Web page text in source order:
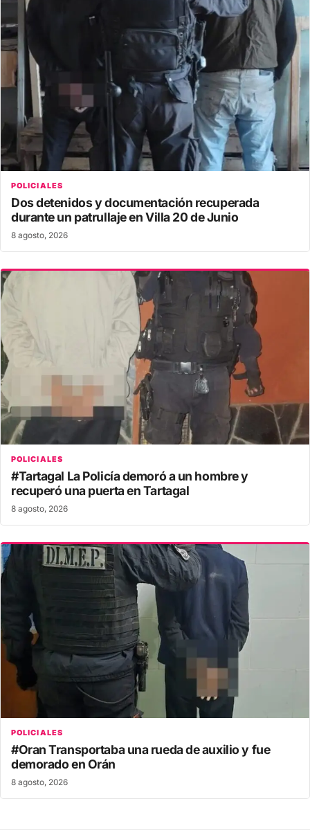
POLICIALES
Dos detenidos y documentación recuperada
durante un patrullaje en Villa 20 de Junio
8 agosto, 2026
POLICIALES
#Tartagal La Policía demoró a un hombre y
recuperó una puerta en Tartagal
8 agosto, 2026
POLICIALES
#Oran Transportaba una rueda de auxilio y fue
demorado en Orán
8 agosto, 2026